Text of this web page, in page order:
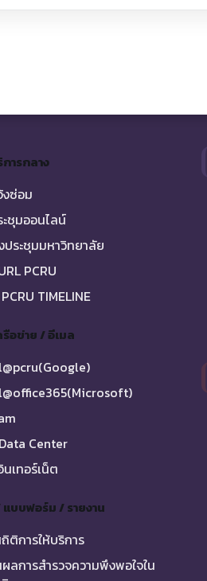
ารกลาง
งซ่อม
ะชุมออนไลน์
ประชุมมหาวิทยาลัย
PCRU
TIMELINE
รือข่าย / อีเมล
Center
เทอร์เน็ต
บบฟอร์ม / รายงาน
ติการให้บริการ
ผลการสำรวจความพึงพอใจใน